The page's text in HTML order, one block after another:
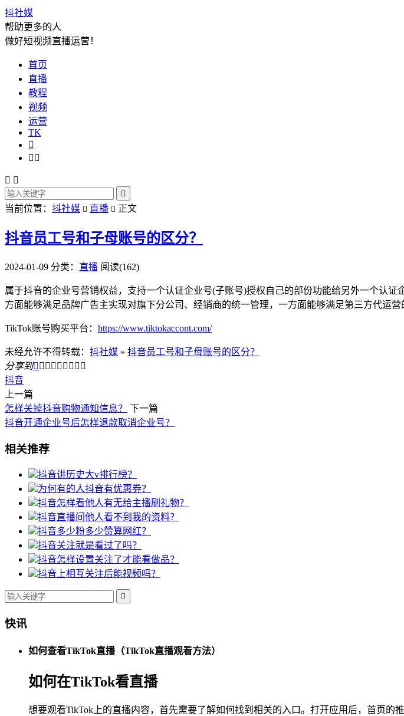
抖社媒
帮助更多的人
做好短视频直播运营！
首页
直播
教程
视频
运营
TK

 
 

当前位置： 抖社媒  直播  正文
抖音员工号和子母账号的区分？
2024-01-09 分类： 直播 阅读(162)
属于抖音的企业号营销权益，支持一个认证企业号(子账号)授权自己的部份功能给另外一个认
方面能够满足品牌广告主实现对旗下分公司、经销商的统一管理，一方面能够满足第三方代运
TikTok账号购买平台： https://www.tiktokaccont.com/
未经允许不得转载： 抖社媒 » 抖音员工号和子母账号的区分？
分享到        
抖音
上一篇
怎样关掉抖音购物通知信息？
下一篇
抖音开通企业号后怎样退款取消企业号？
相关推荐
抖音讲历史大v排行榜？
为何有的人抖音有优惠券？
抖音怎样看他人有无给主播刷礼物？
抖音直播间他人看不到我的资料？
抖音多少粉多少赞算网红？
抖音关注就是看过了吗？
抖音怎样设置关注了才能看做品？
抖音上相互关注后能视频吗？

快讯
如何查看TikTok直播（TikTok直播观看方法）
如何在TikTok看直播
想要观看TikTok上的直播内容，首先需要了解如何找到相关的入口。打开应用后，首页